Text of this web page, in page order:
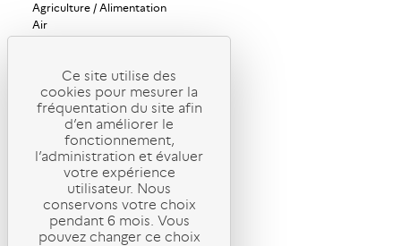
Agriculture / Alimentation
Air
Bâtiments
Changement climatique
Économie circulaire / Déchets
Énergies
Industrie / Production durable
Mobilité / Transports
Société / Politiques publiques
Urbanisme / Territoires / Sols
ADEME Magazine
ADEME Recherche
ADEME International
Ce site utilise des
cookies pour mesurer la
fréquentation du site afin
d’en améliorer le
fonctionnement,
l’administration et évaluer
votre expérience
utilisateur. Nous
conservons votre choix
pendant 6 mois. Vous
pouvez changer ce choix